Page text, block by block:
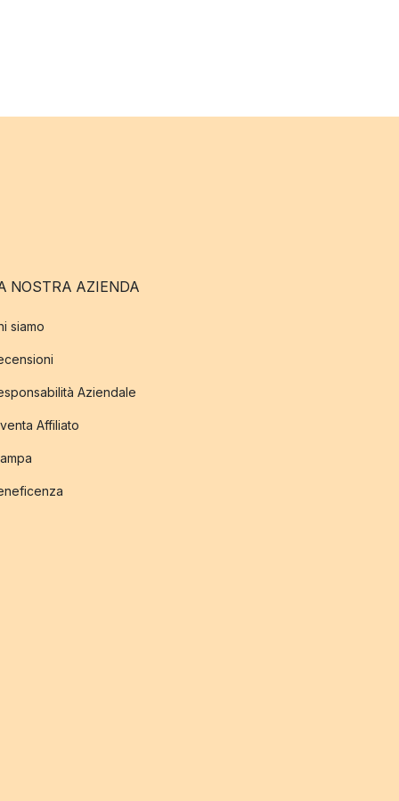
NOSTRA AZIENDA
siamo
Aziendale
Affiliato